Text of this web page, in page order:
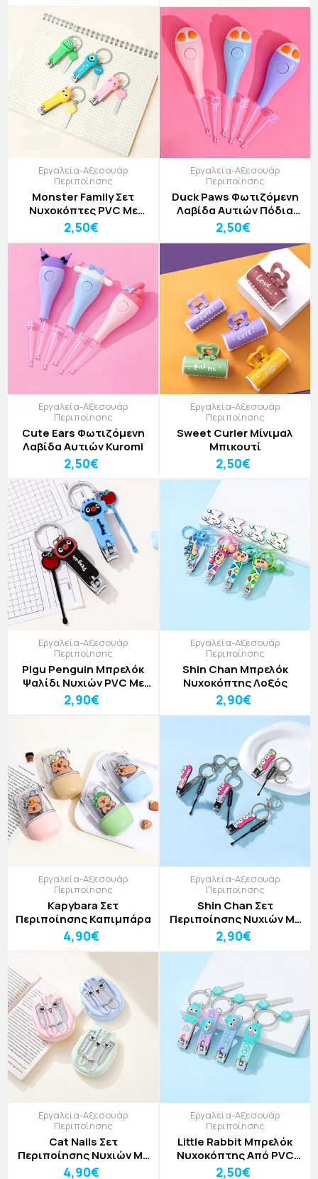
Εργαλεία-Αξεσουάρ
Περιποίησης
Monster Family Σετ
Νυχοκόπτες PVC Με
Τερατάκια
2,50€
Εργαλεία-Αξεσουάρ
Περιποίησης
Duck Paws Φωτιζόμενη
Λαβίδα Αυτιών Πόδια
Πάπιας
2,50€
Εργαλεία-Αξεσουάρ
Περιποίησης
Cute Ears Φωτιζόμενη
Λαβίδα Αυτιών Kuromi
2,50€
Εργαλεία-Αξεσουάρ
Περιποίησης
Sweet Curler Μίνιμαλ
Μπικουτί
2,50€
Εργαλεία-Αξεσουάρ
Περιποίησης
Pigu Penguin Μπρελόκ
Ψαλίδι Νυχιών PVC Με
Πιγκουίνο
2,90€
Εργαλεία-Αξεσουάρ
Περιποίησης
Shin Chan Μπρελόκ
Νυχοκόπτης Λοξός
2,90€
Εργαλεία-Αξεσουάρ
Περιποίησης
Kapybara Σετ
Περιποίησης Καπιμπάρα
4,90€
Εργαλεία-Αξεσουάρ
Περιποίησης
Shin Chan Σετ
Περιποίησης Νυχιών Με
Wani Κροκόδειλο
2,90€
Εργαλεία-Αξεσουάρ
Περιποίησης
Cat Nails Σετ
Περιποίησης Νυχιών Με
Γάτες
4,90€
Εργαλεία-Αξεσουάρ
Περιποίησης
Little Rabbit Μπρελόκ
Νυχοκόπτης Από PVC
Κουνελάκι
2,50€